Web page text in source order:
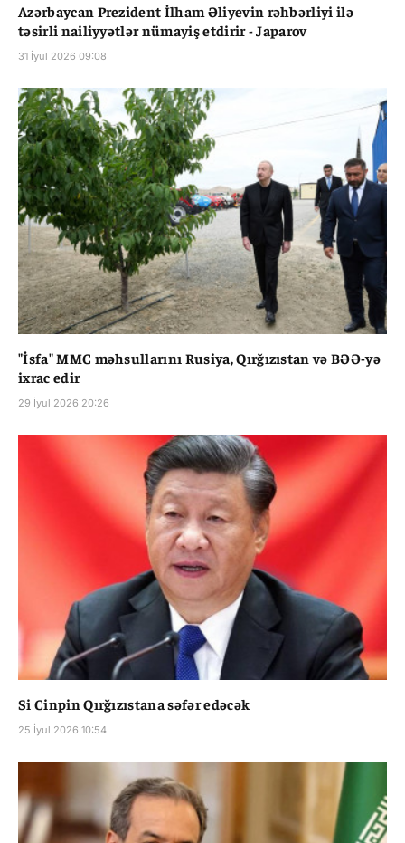
Azərbaycan Prezident İlham Əliyevin rəhbərliyi ilə
təsirli nailiyyətlər nümayiş etdirir - Japarov
31 İyul 2026 09:08
"İsfa" MMC məhsullarını Rusiya, Qırğızıstan və BƏƏ-yə
ixrac edir
29 İyul 2026 20:26
Si Cinpin Qırğızıstana səfər edəcək
25 İyul 2026 10:54